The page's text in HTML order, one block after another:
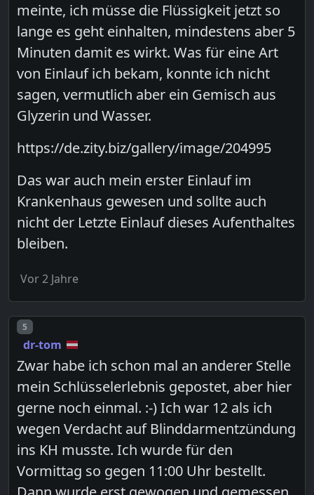
meinte, ich müsse die Flüssigkeit jetzt so
lange es geht einhalten, mindestens aber 5
Minuten damit es wirkt. Was für eine Art
von Einlauf ich bekam, konnte ich nicht
sagen, vermutlich aber ein Gemisch aus
Glyzerin und Wasser.
https://de.zity.biz/gallery/image/204995
Das war auch mein erster Einlauf im
Krankenhaus gewesen und sollte auch
nicht der Letzte Einlauf dieses Aufenthaltes
bleiben.
Vor 2 Jahre
Post number
5
dr-tom
Zwar habe ich schon mal an anderer Stelle
mein Schlüsselerlebnis gepostet, aber hier
gerne noch einmal. :-) Ich war 12 als ich
wegen Verdacht auf Blinddarmentzündung
ins KH musste. Ich wurde für den
Vormittag so gegen 11:00 Uhr bestellt.